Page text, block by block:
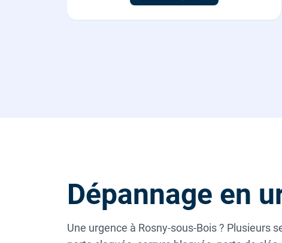
Dépannage en
Une urgence à Rosny-sous-Bois ? Plusieurs